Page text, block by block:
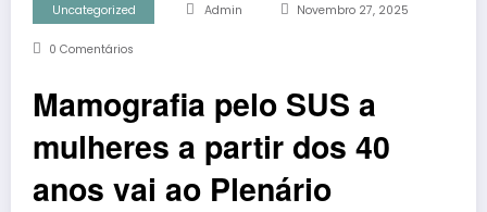
Uncategorized Admin Novembro 27, 2025
0 Comentários
Mamografia pelo SUS a
mulheres a partir dos 40
anos vai ao Plenário